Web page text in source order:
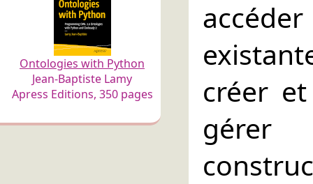
Ontologies with Python
Jean-Baptiste Lamy
Apress Editions, 350 pages
créer
gérer